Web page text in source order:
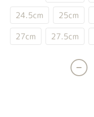
24.5cm
25cm
27cm
27.5cm